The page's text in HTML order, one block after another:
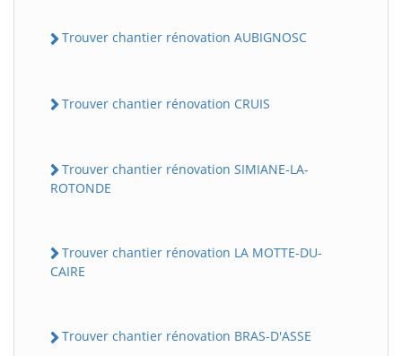
Trouver chantier rénovation AUBIGNOSC
Trouver chantier rénovation CRUIS
Trouver chantier rénovation SIMIANE-LA-
ROTONDE
Trouver chantier rénovation LA MOTTE-DU-
CAIRE
Trouver chantier rénovation BRAS-D'ASSE